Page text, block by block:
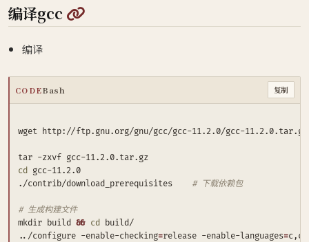
编译gcc @
编译
CODEBash 复制
cd
# 下载依赖包
# 生成构建文件
mkdir build && cd
../configure -enable-checking=release -enable-languages=